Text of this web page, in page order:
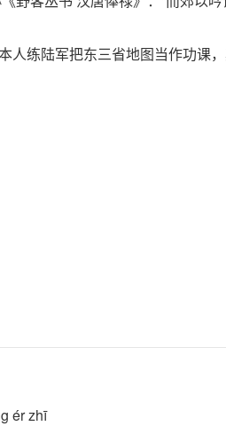
人练陆军把东三省地图当作功课
ér zhī